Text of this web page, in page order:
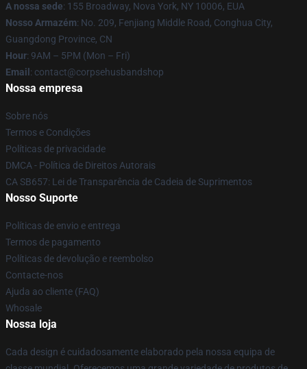
A nossa sede: 155 Broadway, Nova York, NY 10006, EUA
Nosso Armazém: No. 209, Fenjiang Middle Road, Conghua City,
Guangdong Province, CN
Hour: 9AM – 5PM (Mon – Fri)
Email : contact@corpsehusbandshop
Nossa empresa
Sobre nós
Termos e Condições
Políticas de privacidade
DMCA - Política de Direitos Autorais
CA SB657: Lei de Transparência de Cadeia de Suprimentos
Nosso Suporte
Políticas de envio e entrega
Termos de pagamento
Políticas de devolução e reembolso
Contacte-nos
Ajuda ao cliente (FAQ)
Whosale
Nossa loja
Cada design é cuidadosamente elaborado pela nossa equipa de